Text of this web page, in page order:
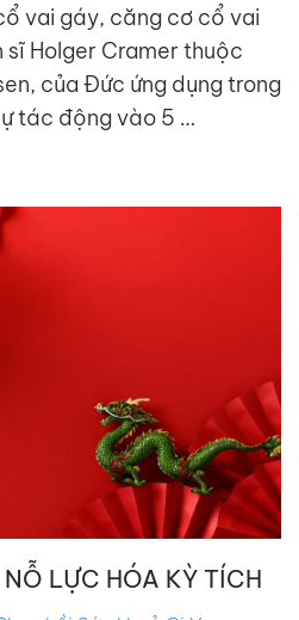
vai gáy, căng cơ cổ vai
Holger Cramer thuộc
của Đức ứng dụng trong
tác động vào 5 …
LỰC HÓA KỲ TÍCH